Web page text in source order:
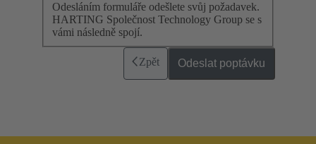
Odesláním formuláře odešlete svůj požadavek.
HARTING Společnost Technology Group se s
vámi následně spojí.
Zpět Odeslat poptávku